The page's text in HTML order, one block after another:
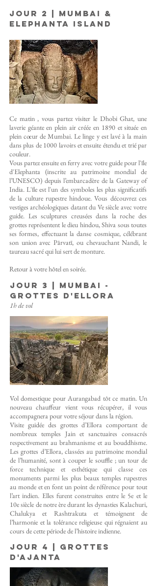
Jour 2 | Mumbai &
Elephanta Island
Ce matin , vous partez visiter le Dhobi Ghat, une
laverie géante en plein air créée en 1890 et située en
plein cœur de Mumbai. Le linge y est lavé à la main
dans plus de 1000 lavoirs et ensuite étendu et trié par
couleur.
Vous partez ensuite en ferry avec votre guide pour l'île
d'Elephanta (inscrite au patrimoine mondial de
l’UNESCO) depuis l’embarcadère de la Gateway of
India. L'île est l'un des symboles les plus significatifs
de la culture rupestre hindoue. Vous découvrez ces
vestiges archéologiques datant du Ve siècle avec votre
guide. Les sculptures creusées dans la roche des
grottes représentent le dieu hindou, Shiva sous toutes
ses formes, effectuant la danse cosmique, célébrant
son union avec Pārvatī, ou chevauchant Nandi, le
taureau sacré qui lui sert de monture.
Retour à votre hôtel en soirée.
Jour 3 | Mumbai -
GROTTES D'Ellora
1h de vol
Vol domestique pour Aurangabad tôt ce matin. Un
nouveau chauffeur vient vous récupérer, il vous
accompagnera pour votre séjour dans la région.
Visite guidée des grottes d’Ellora comportant de
nombreux temples Jain et sanctuaires consacrés
respectivement au brahmanisme et au bouddhisme.
Les grottes d’Ellora, classées au patrimoine mondial
de l’humanité, sont à couper le souffle ; un tour de
force technique et esthétique qui classe ces
monuments parmi les plus beaux temples rupestres
au monde et en font un point de référence pour tout
l’art indien. Elles furent construites entre le 5e et le
10e siècle de notre ère durant les dynasties Kalachuri,
Chalukya et Rashtrakuta et témoignent de
l’harmonie et la tolérance religieuse qui régnaient au
cours de cette période de l’histoire indienne.
Jour 4 | Grottes
d'AJANTA